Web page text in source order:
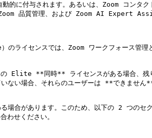
付与されます。あるいは、Zoom コンタク
品質管理、および Zoom AI Expert
センスでは、Zoom ワークフォース管理と
Elite **同時** ライセンスがある場合、残
ない場合、それらのユーザーは **できません
場合があります。このため、以下の 2 つの
わせください。